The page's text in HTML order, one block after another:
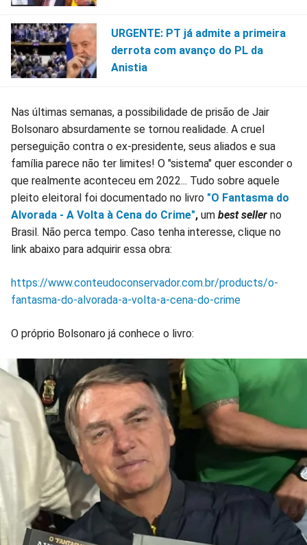
URGENTE: PT já admite a primeira
derrota com avanço do PL da
Anistia
Nas últimas semanas, a possibilidade de prisão de Jair
Bolsonaro absurdamente se tornou realidade. A cruel
perseguição contra o ex-presidente, seus aliados e sua
família parece não ter limites! O "sistema" quer esconder o
que realmente aconteceu em 2022... Tudo sobre aquele
pleito eleitoral foi documentado no livro "O Fantasma do
Alvorada - A Volta à Cena do Crime", um best seller no
Brasil. Não perca tempo. Caso tenha interesse, clique no
link abaixo para adquirir essa obra:
https://www.conteudoconservador.com.br/products/o-
fantasma-do-alvorada-a-volta-a-cena-do-crime
O próprio Bolsonaro já conhece o livro: